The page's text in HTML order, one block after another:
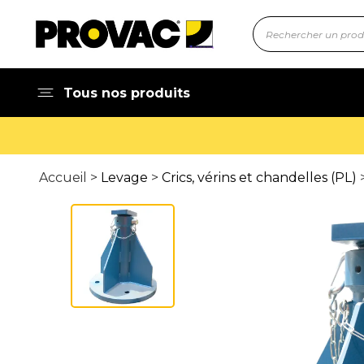
Tous nos produits
Accueil > Levage > Crics, vérins et chandelles (PL)